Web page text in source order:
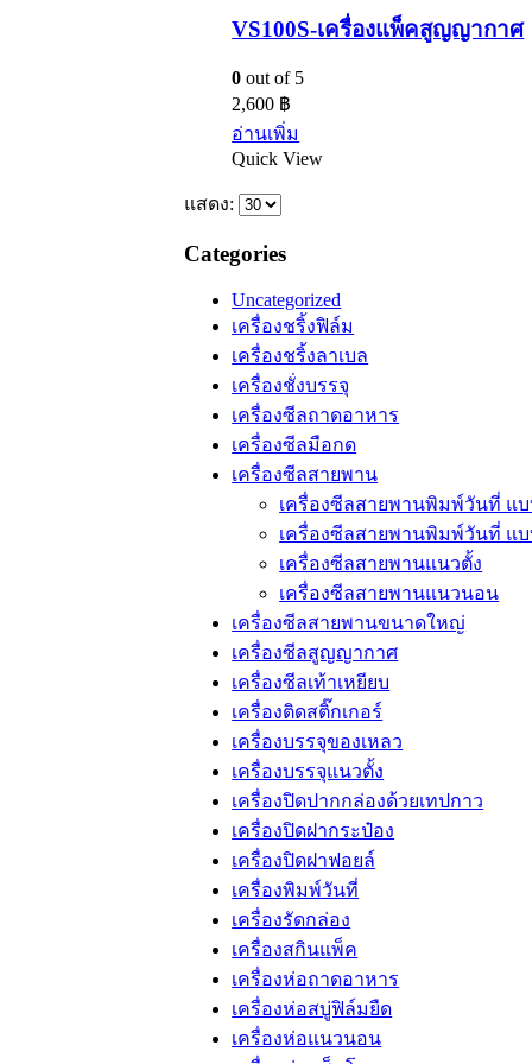
VS100S-เครื่องแพ็คสูญญากาศ
0 out of 5
2,600 ฿
อ่านเพิ่ม
Quick View
แสดง:
Categories
Uncategorized
เครื่องชริ้งฟิล์ม
เครื่องชริ้งลาเบล
เครื่องชั่งบรรจุ
เครื่องซีลถาดอาหาร
เครื่องซีลมือกด
เครื่องซีลสายพาน
เครื่องซีลสายพานพิมพ์วันที่ แ
เครื่องซีลสายพานพิมพ์วันที่ แ
เครื่องซีลสายพานแนวตั้ง
เครื่องซีลสายพานแนวนอน
เครื่องซีลสายพานขนาดใหญ่
เครื่องซีลสูญญากาศ
เครื่องซีลเท้าเหยียบ
เครื่องติดสติ๊กเกอร์
เครื่องบรรจุของเหลว
เครื่องบรรจุแนวตั้ง
เครื่องปิดปากกล่องด้วยเทปกาว
เครื่องปิดฝากระป๋อง
เครื่องปิดฝาฟอยล์
เครื่องพิมพ์วันที่
เครื่องรัดกล่อง
เครื่องสกินแพ็ค
เครื่องห่อถาดอาหาร
เครื่องห่อสบู่ฟิล์มยืด
เครื่องห่อแนวนอน